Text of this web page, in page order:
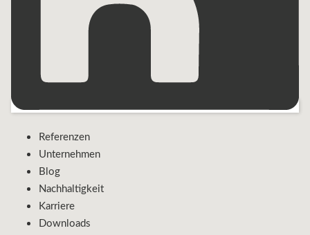
Referenzen
Unternehmen
Blog
Nachhaltigkeit
Karriere
Downloads